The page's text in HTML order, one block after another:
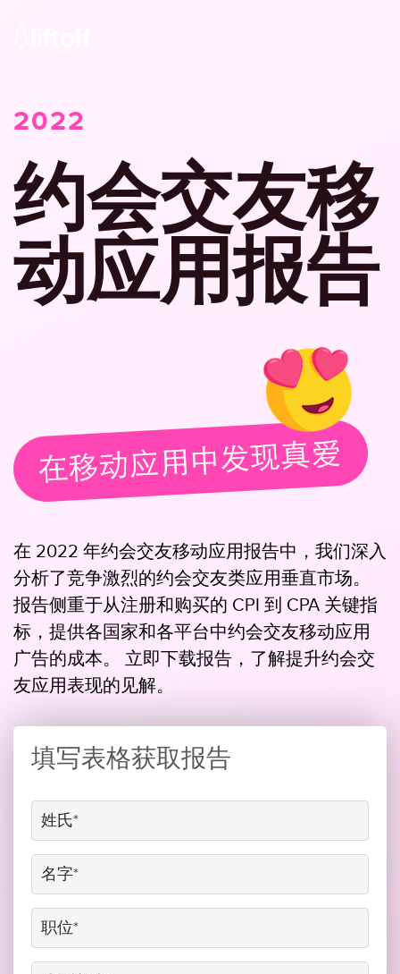
2022
约会交友移
动应用报告
在 2022 年约会交友移动应用报告中，我们深入
分析了竞争激烈的约会交友类应用垂直市场。
报告侧重于从注册和购买的 CPI 到 CPA 关键指
标，提供各国家和各平台中约会交友移动应用
广告的成本。 立即下载报告，了解提升约会交
友应用表现的见解。
填写表格获取报告